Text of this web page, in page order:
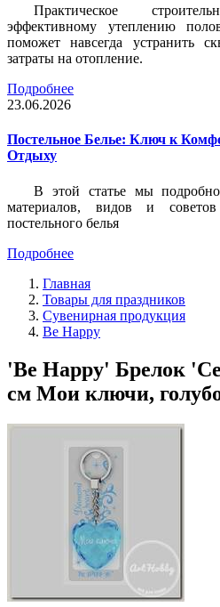
Практическое
эффективному утеплению
поможет навсегда устранить
затраты на отопление.
Подробнее
23.06.2026
Постельное Белье: Ключ к
Отдыху
В этой статье мы подробно
материалов, видов и
постельного белья
Подробнее
Главная
Товары для праздников
Сувенирная продукция
Be Happy
'Be Happy' Брелок
см Мои ключи,